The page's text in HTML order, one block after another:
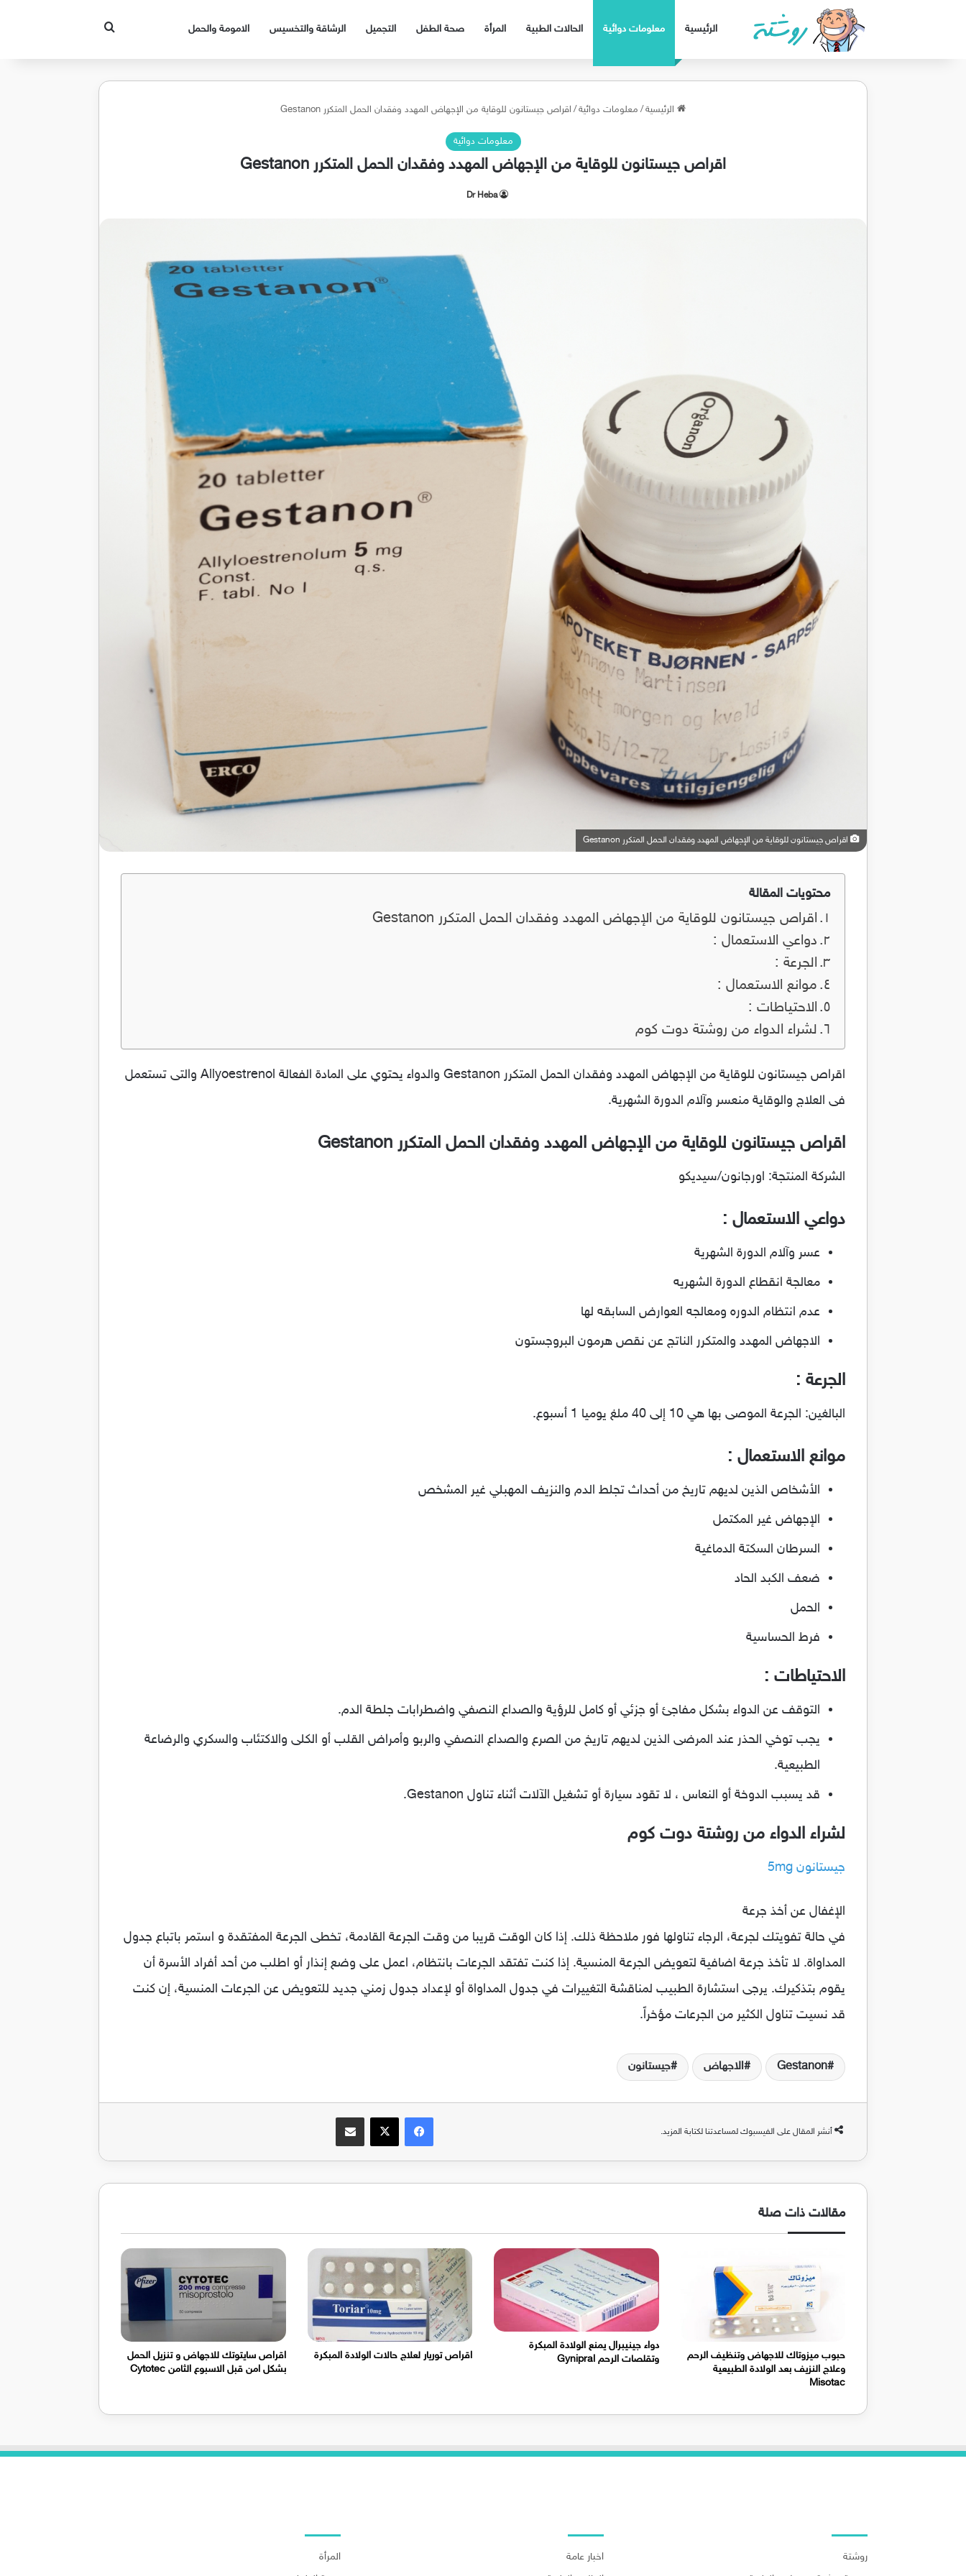
الرئيسية معلومات دوائية الحالات الطبية المرأة صحة الطفل التجميل الرشاقة والتخسيس الامومة والحمل بحث عن
الرئيسية/ معلومات دوائية/ اقراص جيستانون للوقاية من الإجهاض المهدد وفقدان الحمل المتكرر Gestanon
معلومات دوائية
اقراص جيستانون للوقاية من الإجهاض المهدد وفقدان الحمل المتكرر Gestanon
Dr Heba
اقراص جيستانون للوقاية من الإجهاض المهدد وفقدان الحمل المتكرر Gestanon
محتويات المقالة
اقراص جيستانون للوقاية من الإجهاض المهدد وفقدان الحمل المتكرر Gestanon
دواعي الاستعمال :
الجرعة :
موانع الاستعمال :
الاحتياطات :
لشراء الدواء من روشتة دوت كوم
اقراص جيستانون للوقاية من الإجهاض المهدد وفقدان الحمل المتكرر Gestanon والدواء يحتوي على المادة الفعالة Allyoestrenol والتى تستعمل
فى العلاج والوقاية منعسر وآلام الدورة الشهرية.
اقراص جيستانون للوقاية من الإجهاض المهدد وفقدان الحمل المتكرر Gestanon
الشركة المنتجة: اورجانون/سيديكو
دواعي الاستعمال :
عسر وآلام الدورة الشهرية
معالجة انقطاع الدورة الشهريه
عدم انتظام الدوره ومعالجه العوارض السابقه لها
الاجهاض المهدد والمتكرر الناتج عن نقص هرمون البروجستون
الجرعة :
البالغين: الجرعة الموصى بها هي 10 إلى 40 ملغ يوميا 1 أسبوع.
موانع الاستعمال :
الأشخاص الذين لديهم تاريخ من أحداث تجلط الدم والنزيف المهبلي غير المشخص
الإجهاض غير المكتمل
السرطان السكتة الدماغية
ضعف الكبد الحاد
الحمل
فرط الحساسية
الاحتياطات :
التوقف عن الدواء بشكل مفاجئ أو جزئي أو كامل للرؤية والصداع النصفي واضطرابات جلطة الدم.
يجب توخي الحذر عند المرضى الذين لديهم تاريخ من الصرع والصداع النصفي والربو وأمراض القلب أو الكلى والاكتئاب والسكري والرضاعة
الطبيعية.
قد يسبب الدوخة أو النعاس ، لا تقود سيارة أو تشغيل الآلات أثناء تناول Gestanon.
لشراء الدواء من روشتة دوت كوم
جيستانون 5mg
الإغفال عن أخذ جرعة
في حالة تفويتك لجرعة، الرجاء تناولها فور ملاحظة ذلك. إذا كان الوقت قريبا من وقت الجرعة القادمة، تخطى الجرعة المفتقدة و استمر باتباع جدول
المداواة. لا تأخذ جرعة اضافية لتعويض الجرعة المنسية. إذا كنت تفتقد الجرعات بانتظام، اعمل على وضع إنذار أو اطلب من أحد أفراد الأسرة أن
يقوم بتذكيرك. يرجى استشارة الطبيب لمناقشة التغييرات في جدول المداواة أو لإعداد جدول زمني جديد للتعويض عن الجرعات المنسية، إن كنت
قد نسيت تناول الكثير من الجرعات مؤخراً.
Gestanon الاجهاض جيستانون
أنشر المقال على الفيسبوك لمساعدتنا لكتابة المزيد.
فيسبوك‫X مشاركة عبر البريد
مقالات ذات صلة
حبوب ميزوتاك للاجهاض وتنظيف الرحم
وعلاج النزيف بعد الولادة الطبيعية
Misotac
دواء جينيبرال يمنع الولادة المبكرة
وتقلصات الرحم Gynipral
اقراص توريار لعلاج حالات الولادة المبكرة
اقراص سايتوتك للاجهاض و تنزيل الحمل
بشكل امن قبل الاسبوع الثامن Cytotec
روشتة
اخبار عامة
المرأة